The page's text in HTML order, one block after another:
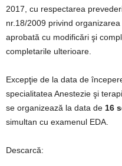
2017, cu respectarea
nr.18/2009 privind
aprobată cu modificări şi
completarile ulterioare.
Excepţie de la data de
specialitatea Anestezie şi
se organizează la data de 16
simultan cu examenul EDA.
Descarcă: